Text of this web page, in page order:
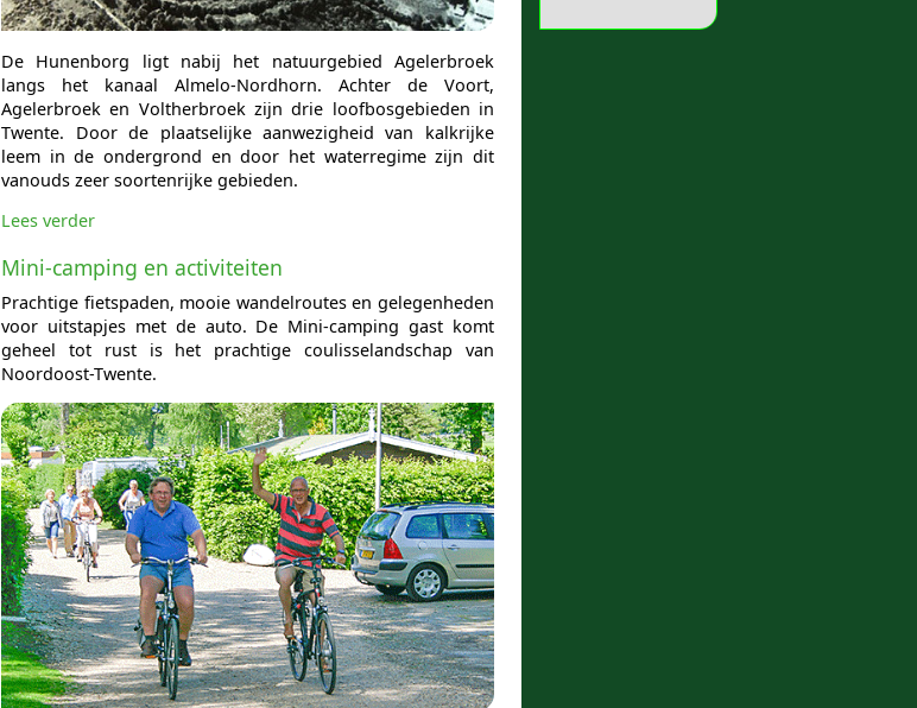
De Hunenborg ligt nabij het natuurgebied Agelerbroek
langs het kanaal Almelo-Nordhorn. Achter de Voort,
Agelerbroek en Voltherbroek zijn drie loofbosgebieden in
Twente. Door de plaatselijke aanwezigheid van kalkrijke
leem in de ondergrond en door het waterregime zijn dit
vanouds zeer soortenrijke gebieden.
Lees verder
Mini-camping en activiteiten
Prachtige fietspaden, mooie wandelroutes en gelegenheden
voor uitstapjes met de auto. De Mini-camping gast komt
geheel tot rust is het prachtige coulisselandschap van
Noordoost-Twente.